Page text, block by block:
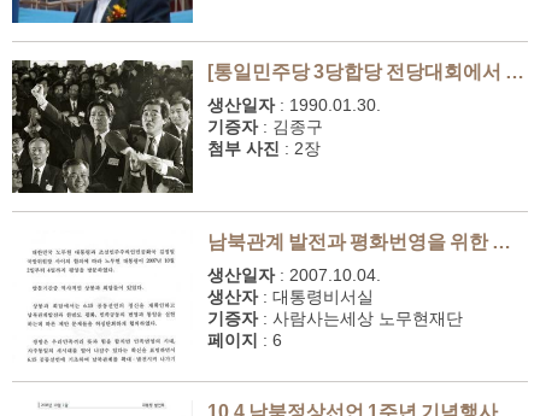
[통일민주당 3당합당 전당대회에서 '이의 있습니다' 외치는 노무현 의원]
생산일자 : 1990.01.30.
기증자 : 김종구
첨부 사진 : 2장
남북관계 발전과 평화번영을 위한 선언 전문
생산일자 : 2007.10.04.
생산자 : 대통령비서실
기증자 : 사람사는세상 노무현재단
페이지 : 6
10.4 남북정상선언 1주년 기념행사 특별연설